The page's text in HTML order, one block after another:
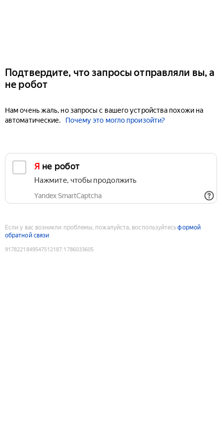
Подтвердите, что запросы отправляли вы, а
не робот
Нам очень жаль, но запросы с вашего устройства похожи на
автоматические.
Почему это могло произойти?
Я не робот
Нажмите, чтобы продолжить
Yandex SmartCaptcha
Если у вас возникли проблемы, пожалуйста, воспользуйтесьформой
обратной связи
9178221849547512187:1786033605